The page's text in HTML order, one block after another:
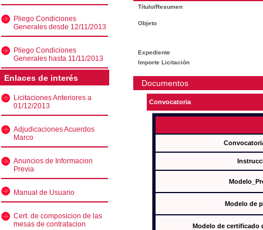
Pliego Condiciones
Generales desde 12/11/2013
Pliego Condiciones
Generales hasta 11/11/2013
Enlaces de interés
Licitaciones Anteriores a
01/12/2013
Adjudicaciones Acuerdos
Marco
Anuncios de Informacion
Previa
Manual de Usuario
Cert. de composicion de las
mesas de contratacion
Título/Resumen
Objeto
Expediente
Importe Licitación
Documentos
Convocatoria
Modelo de
Modelo de certificado